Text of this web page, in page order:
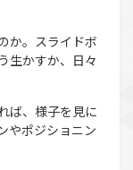
か。スライドボ
生かすか、日々
ば、様子を見に
やポジショニン